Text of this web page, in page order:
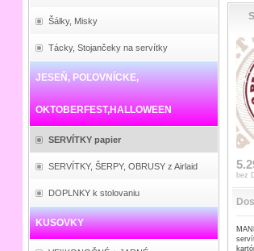
Šálky, Misky
Tácky, Stojančeky na servítky
JESEŇ, POĽOVNÍCKE,
OKTOBERFEST,HALLOWEEN
SERVÍTKY papier
SERVÍTKY, ŠERPY, OBRUSY z Airlaid
DOPLNKY k stolovaniu
KUSOVKY
bez